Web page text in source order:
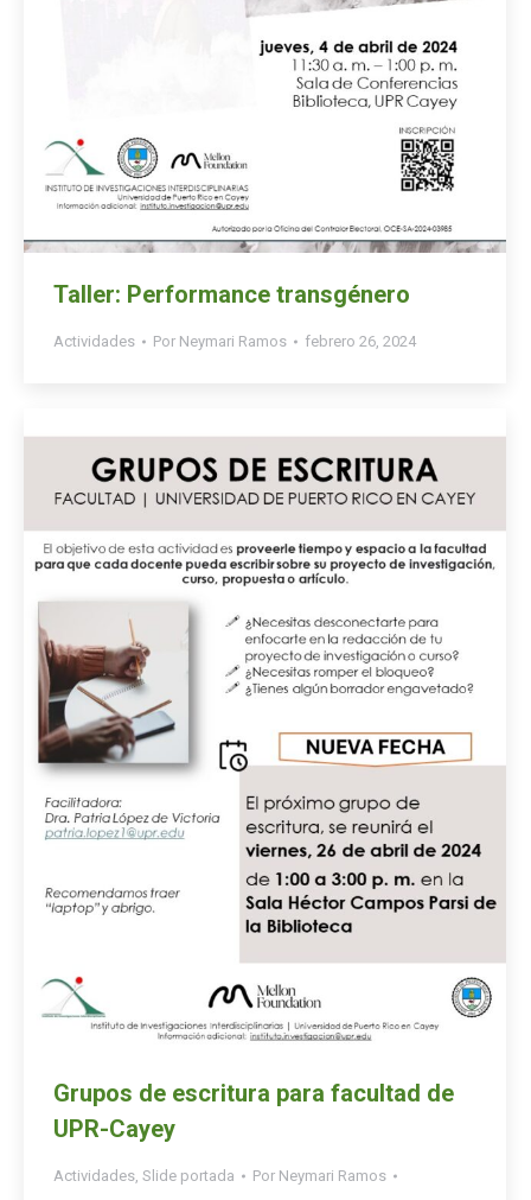
Taller: Performance transgénero
Actividades Por Neymari Ramos febrero 26, 2024
Grupos de escritura para facultad de
UPR-Cayey
Actividades, Slide portada Por Neymari Ramos